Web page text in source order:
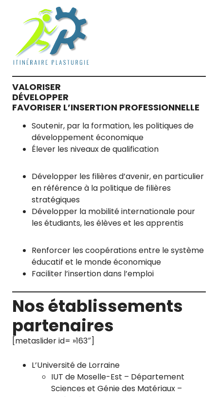
VALORISER
DÉVELOPPER
FAVORISER L’INSERTION PROFESSIONNELLE
Soutenir, par la formation, les politiques de
développement économique
Élever les niveaux de qualification
Développer les filières d’avenir, en particulier
en référence à la politique de filières
stratégiques
Développer la mobilité internationale pour
les étudiants, les élèves et les apprentis
Renforcer les coopérations entre le système
éducatif et le monde économique
Faciliter l’insertion dans l’emploi
Nos établissements
partenaires
[metaslider id= »163″]
L’Université de Lorraine
IUT de Moselle-Est – Département
Sciences et Génie des Matériaux –